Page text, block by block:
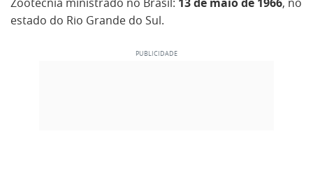
estado do Rio Grande do Sul.